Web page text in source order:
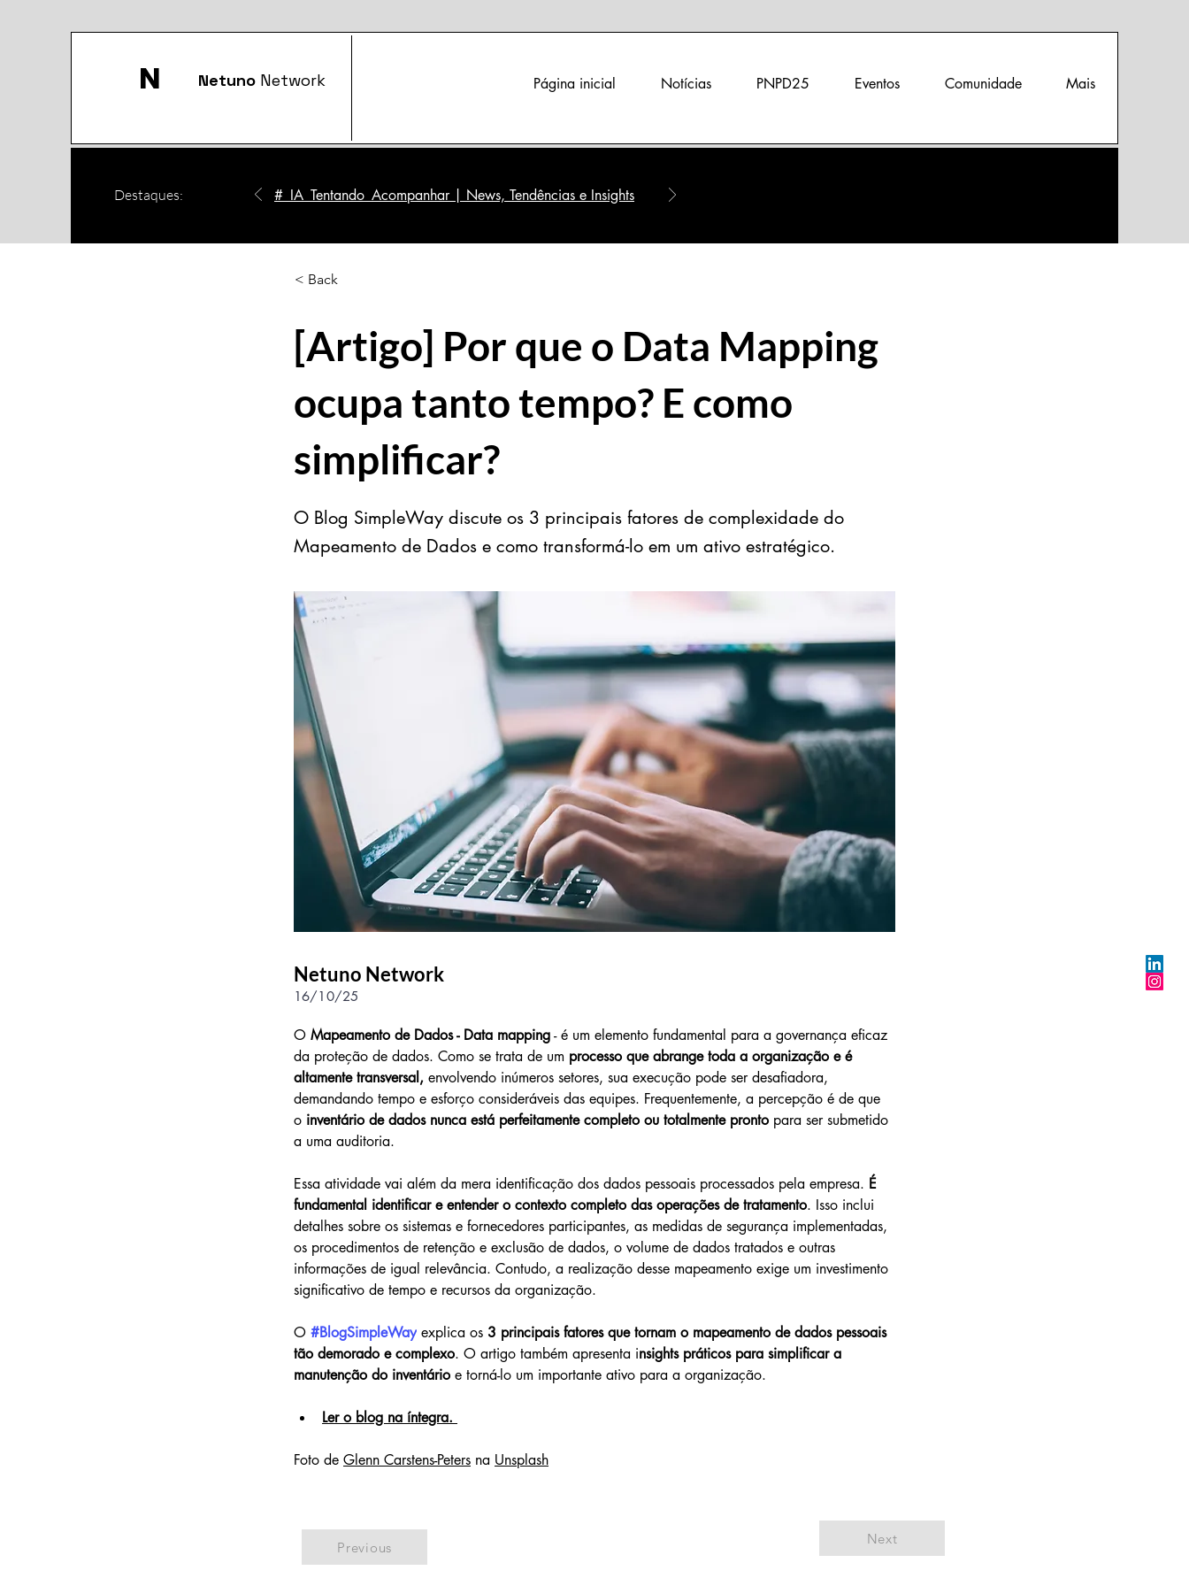
N Netuno Network Página inicial Notícias PNPD25 Eventos Comunidade Mais
Destaques: #_IA_Tentando_Acompanhar | News, Tendências e Insights
< Back
[Artigo] Por que o Data Mapping
ocupa tanto tempo? E como
simplificar?
O Blog SimpleWay discute os 3 principais fatores de complexidade do
Mapeamento de Dados e como transformá-lo em um ativo estratégico.
Netuno Network
16/10/25
O Mapeamento de Dados - Data mapping - é um elemento fundamental para a governança eficaz
da proteção de dados. Como se trata de um processo que abrange toda a organização e é
altamente transversal, envolvendo inúmeros setores, sua execução pode ser desafiadora,
demandando tempo e esforço consideráveis das equipes. Frequentemente, a percepção é de que
o inventário de dados nunca está perfeitamente completo ou totalmente pronto para ser submetido
a uma auditoria.
Essa atividade vai além da mera identificação dos dados pessoais processados pela empresa. É
fundamental identificar e entender o contexto completo das operações de tratamento. Isso inclui
detalhes sobre os sistemas e fornecedores participantes, as medidas de segurança implementadas,
os procedimentos de retenção e exclusão de dados, o volume de dados tratados e outras
informações de igual relevância. Contudo, a realização desse mapeamento exige um investimento
significativo de tempo e recursos da organização.
O #BlogSimpleWay explica os 3 principais fatores que tornam o mapeamento de dados pessoais
tão demorado e complexo. O artigo também apresenta insights práticos para simplificar a
manutenção do inventário e torná-lo um importante ativo para a organização.
Ler o blog na íntegra.
Foto de Glenn Carstens-Peters na Unsplash
Previous
Next